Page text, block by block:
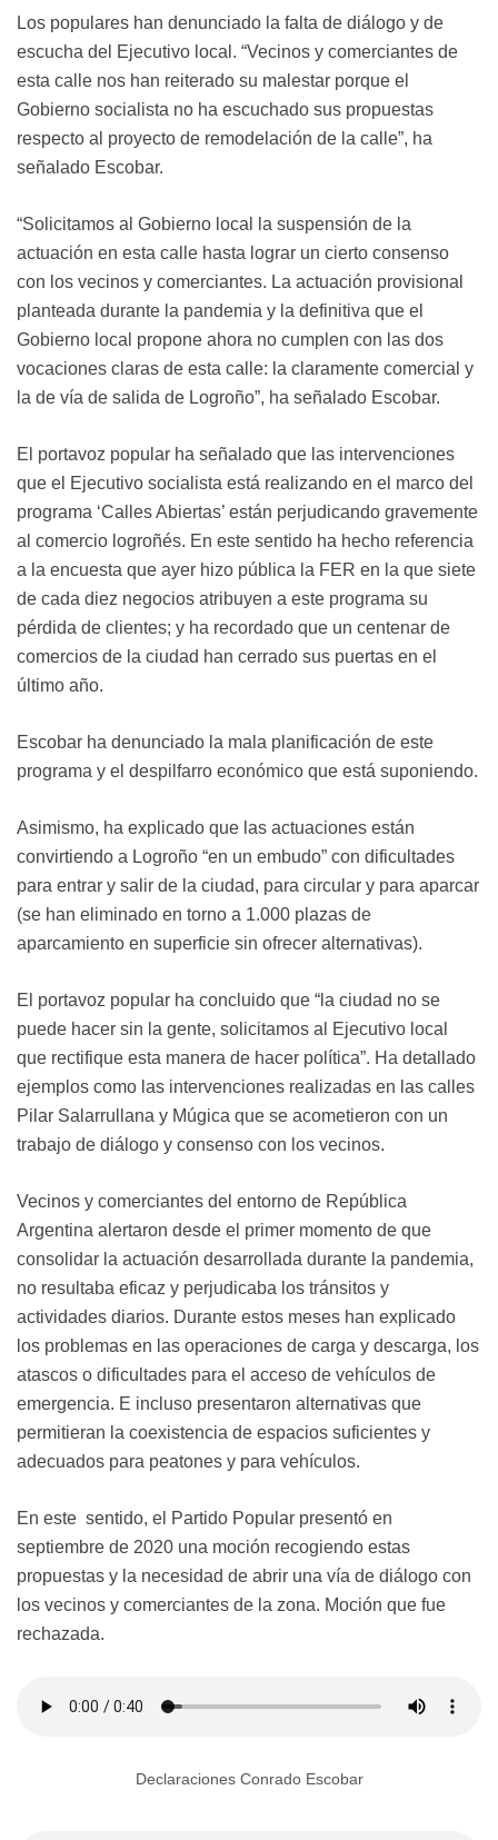
Los populares han denunciado la falta de diálogo y de
escucha del Ejecutivo local. “Vecinos y comerciantes de
esta calle nos han reiterado su malestar porque el
Gobierno socialista no ha escuchado sus propuestas
respecto al proyecto de remodelación de la calle”, ha
señalado Escobar.
“Solicitamos al Gobierno local la suspensión de la
actuación en esta calle hasta lograr un cierto consenso
con los vecinos y comerciantes. La actuación provisional
planteada durante la pandemia y la definitiva que el
Gobierno local propone ahora no cumplen con las dos
vocaciones claras de esta calle: la claramente comercial y
la de vía de salida de Logroño”, ha señalado Escobar.
El portavoz popular ha señalado que las intervenciones
que el Ejecutivo socialista está realizando en el marco del
programa ‘Calles Abiertas’ están perjudicando gravemente
al comercio logroñés. En este sentido ha hecho referencia
a la encuesta que ayer hizo pública la FER en la que siete
de cada diez negocios atribuyen a este programa su
pérdida de clientes; y ha recordado que un centenar de
comercios de la ciudad han cerrado sus puertas en el
último año.
Escobar ha denunciado la mala planificación de este
programa y el despilfarro económico que está suponiendo.
Asimismo, ha explicado que las actuaciones están
convirtiendo a Logroño “en un embudo” con dificultades
para entrar y salir de la ciudad, para circular y para aparcar
(se han eliminado en torno a 1.000 plazas de
aparcamiento en superficie sin ofrecer alternativas).
El portavoz popular ha concluido que “la ciudad no se
puede hacer sin la gente, solicitamos al Ejecutivo local
que rectifique esta manera de hacer política”. Ha detallado
ejemplos como las intervenciones realizadas en las calles
Pilar Salarrullana y Múgica que se acometieron con un
trabajo de diálogo y consenso con los vecinos.
Vecinos y comerciantes del entorno de República
Argentina alertaron desde el primer momento de que
consolidar la actuación desarrollada durante la pandemia,
no resultaba eficaz y perjudicaba los tránsitos y
actividades diarios. Durante estos meses han explicado
los problemas en las operaciones de carga y descarga, los
atascos o dificultades para el acceso de vehículos de
emergencia. E incluso presentaron alternativas que
permitieran la coexistencia de espacios suficientes y
adecuados para peatones y para vehículos.
En este sentido, el Partido Popular presentó en
septiembre de 2020 una moción recogiendo estas
propuestas y la necesidad de abrir una vía de diálogo con
los vecinos y comerciantes de la zona. Moción que fue
rechazada.
Declaraciones Conrado Escobar